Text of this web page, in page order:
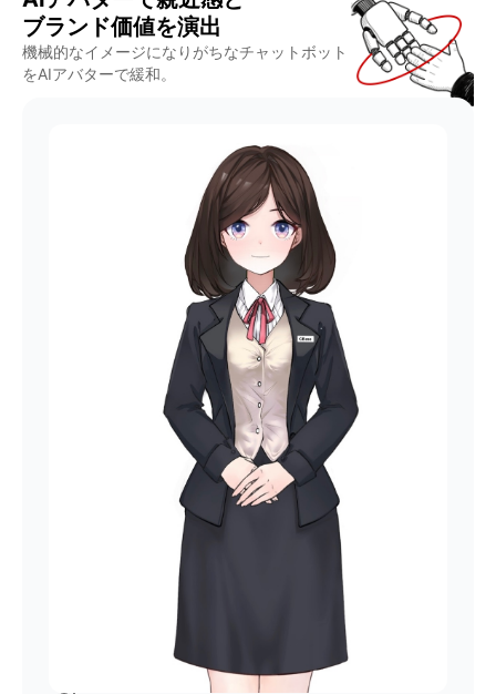
ブランド価値を演出
機械的なイメージになりがちなチャットボット
をAIアバターで緩和。